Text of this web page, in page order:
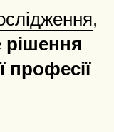
,
професії